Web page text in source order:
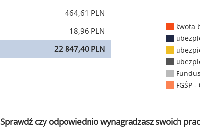
464,61 PLN
18,96 PLN
22 847,40 PLN
kwota
FGŚP -
Sprawdź czy odpowiednio wynagradzasz swoich